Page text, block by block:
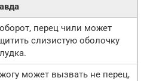
перец чили может
слизистую оболочку
может вызвать не перец,